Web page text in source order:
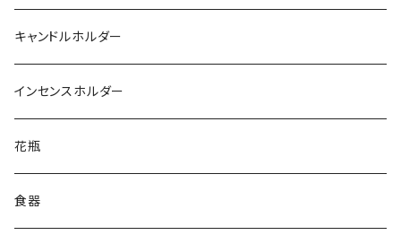
キャンドルホルダー
インセンスホルダー
花瓶
食器